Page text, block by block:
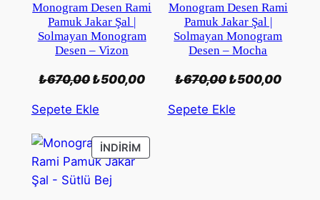
Monogram Desen Rami
Pamuk Jakar Şal |
Solmayan Monogram
Desen – Vizon
₺670,00Orijinal
₺670,00.
₺500,00Şu
fiyat:
₺500,00.
Sepete Ekle
Monogram Desen Rami
Pamuk Jakar Şal |
Solmayan Monogram
Desen – Mocha
₺670,00 Orijinal
₺670,00.
₺500,00Şu
Sepete Ekle
İNDIRIMİNDIRIMDEKI
ÜRÜN